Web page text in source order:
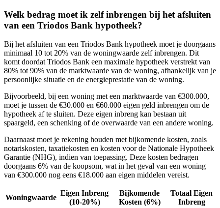
Welk bedrag moet ik zelf inbrengen bij het afsluiten
van een Triodos Bank hypotheek?
Bij het afsluiten van een Triodos Bank hypotheek moet je doorgaans
minimaal 10 tot 20% van de woningwaarde zelf inbrengen. Dit
komt doordat Triodos Bank een maximale hypotheek verstrekt van
80% tot 90% van de marktwaarde van de woning, afhankelijk van je
persoonlijke situatie en de energieprestatie van de woning.
Bijvoorbeeld, bij een woning met een marktwaarde van €300.000,
moet je tussen de €30.000 en €60.000 eigen geld inbrengen om de
hypotheek af te sluiten. Deze eigen inbreng kan bestaan uit
spaargeld, een schenking of de overwaarde van een andere woning.
Daarnaast moet je rekening houden met bijkomende kosten, zoals
notariskosten, taxatiekosten en kosten voor de Nationale Hypotheek
Garantie (NHG), indien van toepassing. Deze kosten bedragen
doorgaans 6% van de koopsom, wat in het geval van een woning
van €300.000 nog eens €18.000 aan eigen middelen vereist.
Woningwaarde
Eigen Inbreng
(10-20%)
Bijkomende
Kosten (6%)
Totaal Eigen
Inbreng